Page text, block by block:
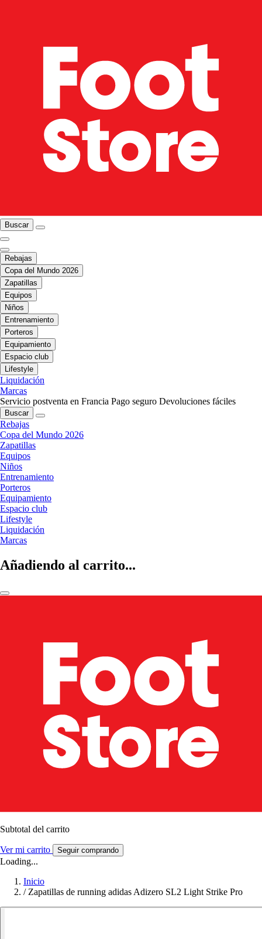
Buscar
Rebajas
Copa del Mundo 2026
Zapatillas
Equipos
Niños
Entrenamiento
Porteros
Equipamiento
Espacio club
Lifestyle
Liquidación
Marcas
Servicio postventa en Francia Pago seguro Devoluciones fáciles
Buscar
Rebajas
Copa del Mundo 2026
Zapatillas
Equipos
Niños
Entrenamiento
Porteros
Equipamiento
Espacio club
Lifestyle
Liquidación
Marcas
Añadiendo al carrito...
Subtotal del carrito
Ver mi carrito Seguir comprando
Loading...
Inicio
/ Zapatillas de running adidas Adizero SL2 Light Strike Pro